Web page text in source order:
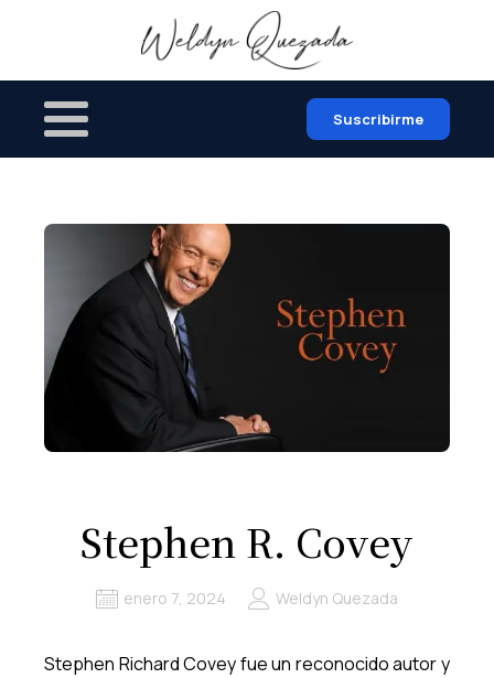
Suscribirme
Stephen R. Covey
enero 7, 2024 Weldyn Quezada
Stephen Richard Covey fue un reconocido autor y